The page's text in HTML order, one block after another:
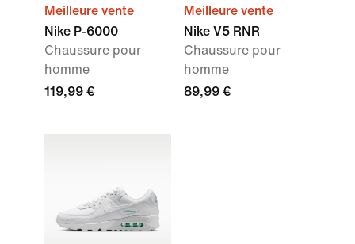
Meilleure vente
Nike P-6000
Chaussure pour
homme
119,99 €
Meilleure vente
Nike V5 RNR
Chaussure pour
homme
89,99 €